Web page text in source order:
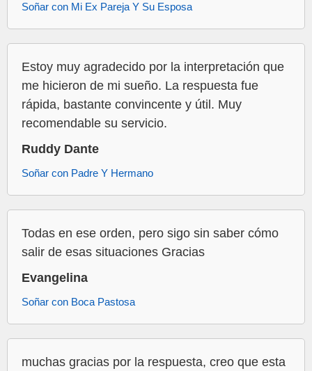
Soñar con Mi Ex Pareja Y Su Esposa
Estoy muy agradecido por la interpretación que
me hicieron de mi sueño. La respuesta fue
rápida, bastante convincente y útil. Muy
recomendable su servicio.
Ruddy Dante
Soñar con Padre Y Hermano
Todas en ese orden, pero sigo sin saber cómo
salir de esas situaciones Gracias
Evangelina
Soñar con Boca Pastosa
muchas gracias por la respuesta, creo que esta